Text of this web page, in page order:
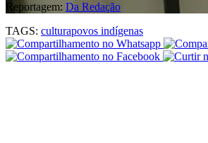
Reportagem: Da Redação
TAGS: culturapovos indígenas